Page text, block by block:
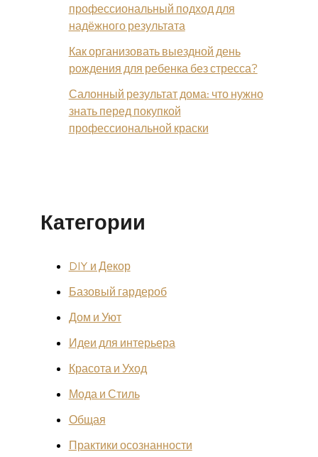
профессиональный подход для
надёжного результата
Как организовать выездной день
рождения для ребенка без стресса?
Салонный результат дома: что нужно
знать перед покупкой
профессиональной краски
Категории
DIY и Декор
Базовый гардероб
Дом и Уют
Идеи для интерьера
Красота и Уход
Мода и Стиль
Общая
Практики осознанности